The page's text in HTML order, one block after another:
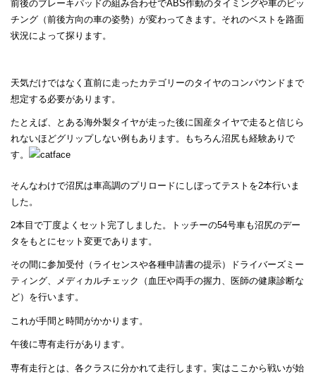
前後のブレーキパッドの組み合わせでABS作動のタイミングや車のピッ
チング（前後方向の車の姿勢）が変わってきます。それのベストを路面
状況によって探ります。
天気だけではなく直前に走ったカテゴリーのタイヤのコンパウンドまで
想定する必要があります。
たとえば、とある海外製タイヤが走った後に国産タイヤで走ると信じら
れないほどグリップしない例もあります。もちろん沼尻も経験ありで
す。
そんなわけで沼尻は車高調のプリロードにしぼってテストを2本行いま
した。
2本目で丁度よくセット完了しました。トッチーの54号車も沼尻のデー
タをもとにセット変更であります。
その間に参加受付（ライセンスや各種申請書の提示）ドライバーズミー
ティング、メディカルチェック（血圧や両手の握力、医師の健康診断な
ど）を行います。
これが手間と時間がかかります。
午後に専有走行があります。
専有走行とは、各クラスに分かれて走行します。実はここから戦いが始